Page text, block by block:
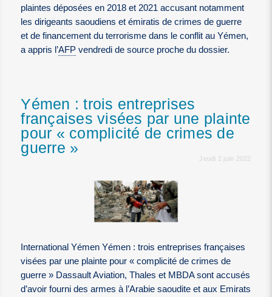
plaintes déposées en 2018 et 2021 accusant notamment
les dirigeants saoudiens et émiratis de crimes de guerre
et de financement du terrorisme dans le conflit au Yémen,
a appris l’AFP vendredi de source proche du dossier.
Yémen : trois entreprises
françaises visées par une plainte
pour « complicité de crimes de
guerre »
Jeudi 2 juin 2022
International Yémen Yémen : trois entreprises françaises
visées par une plainte pour « complicité de crimes de
guerre » Dassault Aviation, Thales et MBDA sont accusés
d’avoir fourni des armes à l’Arabie saoudite et aux Emirats